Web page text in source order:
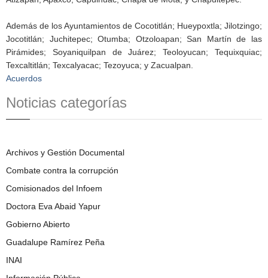
Además de los Ayuntamientos de Cocotitlán; Hueypoxtla; Jilotzingo;
Jocotitlán; Juchitepec; Otumba; Otzoloapan; San Martín de las
Pirámides; Soyaniquilpan de Juárez; Teoloyucan; Tequixquiac;
Texcaltitlán; Texcalyacac; Tezoyuca; y Zacualpan.
Acuerdos
Noticias categorías
Archivos y Gestión Documental
Combate contra la corrupción
Comisionados del Infoem
Doctora Eva Abaid Yapur
Gobierno Abierto
Guadalupe Ramírez Peña
INAI